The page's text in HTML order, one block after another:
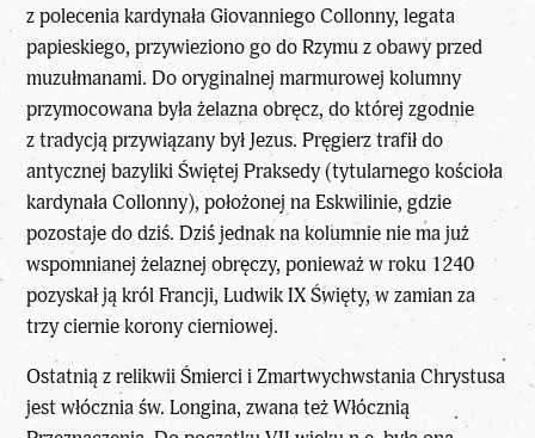
z polecenia kardynała Giovanniego Collonny, legata
papieskiego, przywieziono go do Rzymu z obawy przed
muzułmanami. Do oryginalnej marmurowej kolumny
przymocowana była żelazna obręcz, do której zgodnie
z tradycją przywiązany był Jezus. Pręgierz trafił do
antycznej bazyliki Świętej Praksedy (tytularnego kościoła
kardynała Collonny), położonej na Eskwilinie, gdzie
pozostaje do dziś. Dziś jednak na kolumnie nie ma już
wspomnianej żelaznej obręczy, ponieważ w roku 1240
pozyskał ją król Francji, Ludwik IX Święty, w zamian za
trzy ciernie korony cierniowej.
Ostatnią z relikwii Śmierci i Zmartwychwstania Chrystusa
jest włócznia św. Longina, zwana też Włócznią